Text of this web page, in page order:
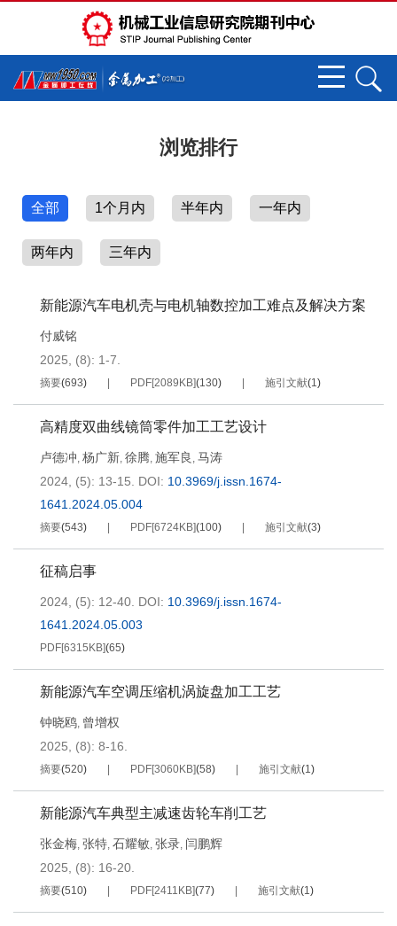
浏览排行
全部 1个月内 半年内 一年内
两年内 三年内
新能源汽车电机壳与电机轴数控加工难点及解决方案
付威铭
2025, (8): 1-7.
摘要(693) PDF[2089KB](130) 施引文献(1)
高精度双曲线镜筒零件加工工艺设计
卢德冲, 杨广新, 徐腾, 施军良 , 马涛
2024, (5): 13-15.
DOI: 10.3969/j.issn.1674-
1641.2024.05.004
摘要(543) PDF[6724KB](100) 施引文献(3)
征稿启事
2024, (5): 12-40. DOI: 10.3969/j.issn.1674-
1641.2024.05.003
PDF[6315KB](65)
新能源汽车空调压缩机涡旋盘加工工艺
钟晓鸥, 曾增权
2025, (8): 8-16.
摘要(520) PDF[3060KB](58) 施引文献(1)
新能源汽车典型主减速齿轮车削工艺
张金梅, 张特, 石耀敏, 张录, 闫鹏辉
2025, (8): 16-20.
摘要(510) PDF[2411KB](77) 施引文献(1)